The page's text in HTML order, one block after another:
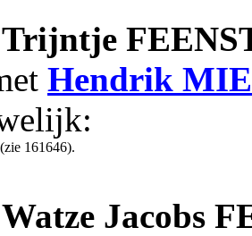
Trijntje
Hendrik
(zie 161646).
Watze Jacobs